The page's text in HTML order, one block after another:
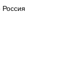
Россия